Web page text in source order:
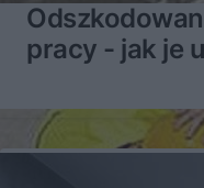
pracy - jak je